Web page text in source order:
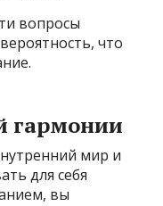
вопросы
что
гармонии
мир и
для себя
вы